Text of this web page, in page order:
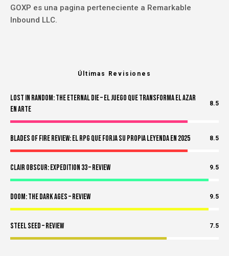
GOXP es una pagina perteneciente a Remarkable
Inbound LLC.
Últimas Revisiones
Lost in Random: The Eternal Die – El Juego Que Transforma el Azar
en Arte
8.5
Blades of Fire Review: El RPG Que Forja Su Propia Leyenda en 2025 8.5
Clair Obscur: Expedition 33 – Review 9.5
Doom: The Dark Ages – Review 9.5
Steel Seed – Review 7.5